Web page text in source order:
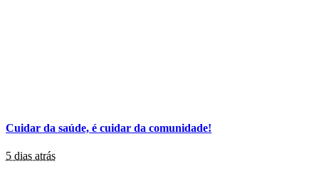
Cuidar da saúde, é cuidar da comunidade!
5 dias atrás